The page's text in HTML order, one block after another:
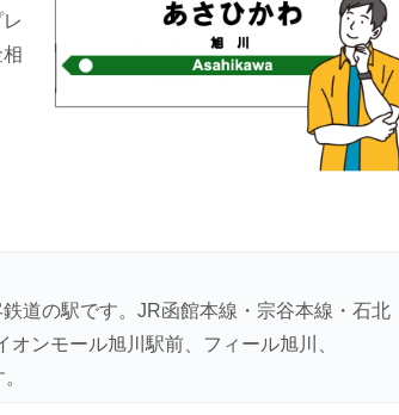
道の駅です。JR函館本線・宗谷本線・石北
ンモール旭川駅前、フィール旭川、